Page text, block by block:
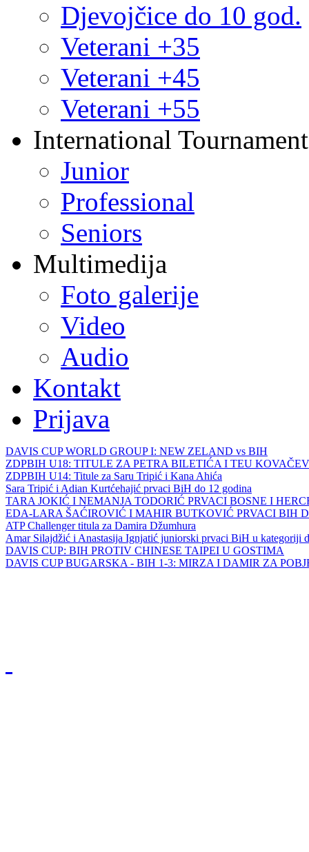
Djevojčice do 10 god.
Veterani +35
Veterani +45
Veterani +55
International
Junior
Professional
Seniors
Multimedija
Foto galerije
Video
Audio
Kontakt
Prijava
DAVIS CUP WORLD GROUP I: NEW ZELAND vs BIH
ZDPBIH U18: TITULE ZA PETRA BILETIĆA I TEU
ZDPBIH U14: Titule za Saru Tripić i Kana Ahića
Sara Tripić i Adian Kurtćehajić prvaci BiH do 12 godina
TARA JOKIĆ I NEMANJA TODORIĆ PRVACI BOSNE I
EDA-LARA ŠAĆIROVIĆ I MAHIR BUTKOVIĆ PRVACI BIH
ATP Challenger titula za Damira Džumhura
Amar Silajdžić i Anastasija Ignjatić juniorski prvaci BiH u kategoriji
DAVIS CUP: BIH PROTIV CHINESE TAIPEI U GOSTIMA
DAVIS CUP BUGARSKA - BIH 1-3: MIRZA I DAMIR ZA